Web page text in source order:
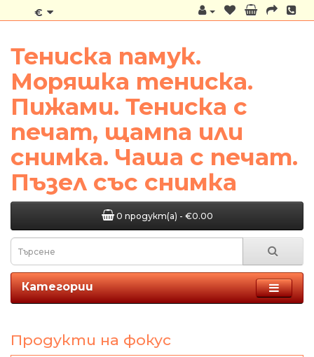
€
Тениска памук.
Моряшка тениска.
Пижами. Тениска с
печат, щампа или
снимка. Чаша с печат.
Пъзел със снимка
0 продукт(а) - €0.00
Категории
Продукти на фокус